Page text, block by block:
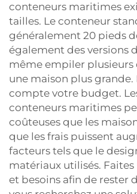
conteneurs maritimes
tailles. Le conteneur
généralement 20 pieds
également des versions
même empiler
une maison plus grande.
compte votre budget.
conteneurs maritimes
coûteuses que les
que les frais puissent
facteurs tels que le
matériaux utilisés. Faites
et besoins afin de rester